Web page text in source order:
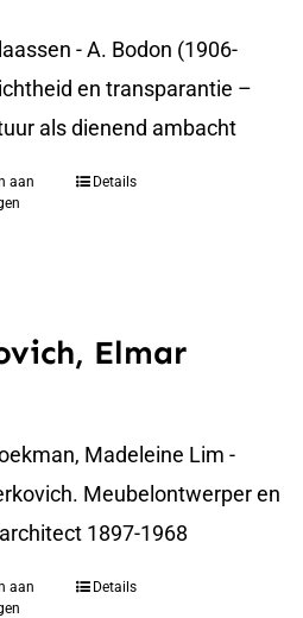
- A. Bodon (1906-
en transparantie –
als dienend ambacht
aan
Details
Elmar
Madeleine Lim -
Meubelontwerper en
1897-1968
aan
Details